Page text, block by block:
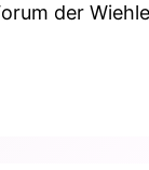
der